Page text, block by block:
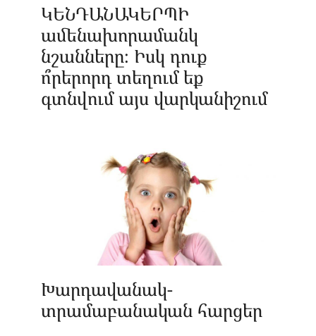
ԿԵՆԴԱՆԱԿԵՐՊԻ
ամենախորամանկ
նշանները։ Իսկ դուք
ո՞րերորդ տեղում եք
գտնվում այս վարկանիշում
Խարդավանակ-
տրամաբանական հարցեր